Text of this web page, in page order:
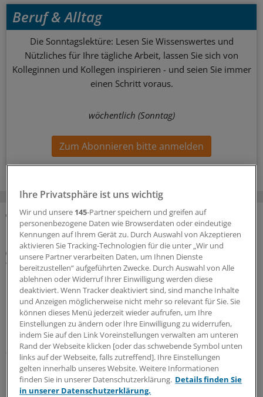
Beruf & Alltag
Die Sonntagslektüre: Lesen Sie Wissenswertes und
Nützliches für Ihre tägliche Arbeit, lassen Sie sich von
Kolleginnen und Kollegen inspirieren - und seien Sie immer
einen Schritt voraus.
wöchentlich (Sonntag)
Zum Abonnieren bitte anmelden
MEHR ZUM THEMA
„ÄrzteTag“-Podcast
Was bringt eine Mitarbeiterbeteiligung für die
Praxis, Dr. Lindenau?
In unternehmerische Verantwortung kann man auch
hineinwachsen – etwa über Beteiligungsmodelle an
Praxen oder MVZ. Wie dabei vorzugehen ist und was es
bringt, erläutert Rechtsanwalt Dr.Lars Lindenauim
„ÄrzteTag“-Podcast.
14.07.2026
Ihre Privatsphäre ist uns wichtig
Wir und unsere 145-Partner speichern und greifen auf
personenbezogene Daten wie Browserdaten oder eindeutige
Kennungen auf Ihrem Gerät zu. Durch Auswahl von Akzeptieren
aktivieren Sie Tracking-Technologien für die unter „Wir und
unsere Partner verarbeiten Daten, um Ihnen Dienste
bereitzustellen“ aufgeführten Zwecke. Durch Auswahl von Alle
ablehnen oder Widerruf Ihrer Einwilligung werden diese
deaktiviert. Wenn Tracker deaktiviert sind, sind manche Inhalte
und Anzeigen möglicherweise nicht mehr so relevant für Sie. Sie
können dieses Menü jederzeit wieder aufrufen, um Ihre
Einstellungen zu ändern oder Ihre Einwilligung zu widerrufen,
indem Sie auf den Link Voreinstellungen verwalten am unteren
Rand der Webseite klicken [oder das schwebende Symbol unten
links auf der Webseite, falls zutreffend]. Ihre Einstellungen
gelten innerhalb unseres Website. Weitere Informationen
finden Sie in unserer Datenschutzerklärung. Details finden Sie
in unserer Datenschutzerklärung.